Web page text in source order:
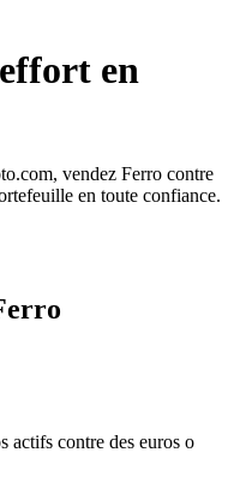
en
vendez Ferro contre
en toute confiance.
actifs contre des euros o